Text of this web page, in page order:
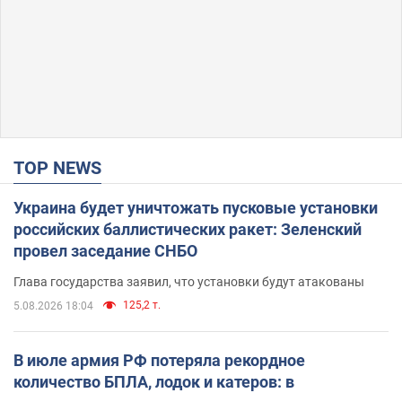
TOP NEWS
Украина будет уничтожать пусковые установки
российских баллистических ракет: Зеленский
провел заседание СНБО
Глава государства заявил, что установки будут атакованы
5.08.2026 18:04 125,2 т.
В июле армия РФ потеряла рекордное
количество БПЛА, лодок и катеров: в